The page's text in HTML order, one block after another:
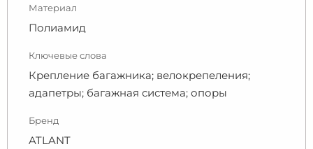
Материал
Полиамид
Ключевые слова
Крепление багажника; велокрепеления;
адапетры; багажная система; опоры
Бренд
ATLANT